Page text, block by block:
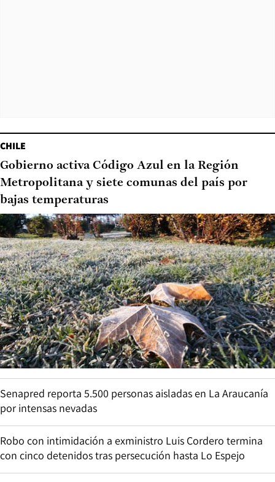
CHILE
Gobierno activa Código Azul en la Región
Metropolitana y siete comunas del país por
bajas temperaturas
Senapred reporta 5.500 personas aisladas en La Araucanía
por intensas nevadas
Robo con intimidación a exministro Luis Cordero termina
con cinco detenidos tras persecución hasta Lo Espejo